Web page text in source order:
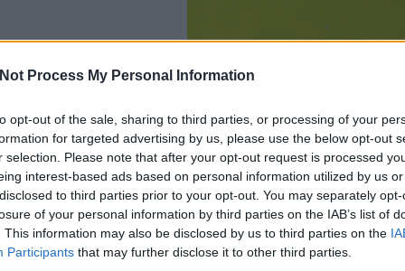
Process My Personal Information
opt-out of the sale, sharing to third parties, or processing of your
for targeted advertising by us, please use the below opt-out
selection. Please note that after your opt-out request is processed
interest-based ads based on personal information utilized by us
to third parties prior to your opt-out. You may separately
of your personal information by third parties on the IAB’s list of
This information may also be disclosed by us to third parties on the
Participants that may further disclose it to other third parties.
Tetszik
16komment
Címkék:japán lego andrás automata collectable minifigures 安德拉希
Ajánlott bejegyzések: